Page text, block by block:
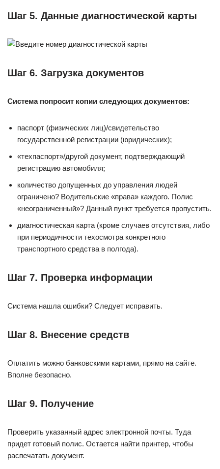
Шаг 5. Данные диагностической карты
Шаг 6. Загрузка документов
Система попросит копии следующих документов:
паспорт (физических лиц)/свидетельство
государственной регистрации (юридических);
«техпаспорт»/другой документ, подтверждающий
регистрацию автомобиля;
количество допущенных до управления людей
ограничено? Водительские «права» каждого. Полис
«неограниченный»? Данный пункт требуется пропустить.
диагностическая карта (кроме случаев отсутствия, либо
при периодичности техосмотра конкретного
транспортного средства в полгода).
Шаг 7. Проверка информации
Система нашла ошибки? Следует исправить.
Шаг 8. Внесение средств
Оплатить можно банковскими картами, прямо на сайте.
Вполне безопасно.
Шаг 9. Получение
Проверить указанный адрес электронной почты. Туда
придет готовый полис. Остается найти принтер, чтобы
распечатать документ.